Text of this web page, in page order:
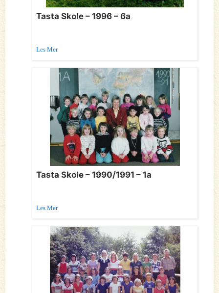
Tasta Skole – 1996 – 6a
Les Mer
Tasta Skole – 1990/1991 – 1a
Les Mer